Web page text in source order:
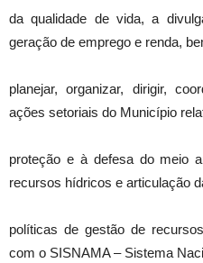
da qualidade de vida, a
geração de emprego e renda,
planejar, organizar, dirigir,
ações setoriais do Município
proteção e à defesa do meio
recursos hídricos e articulação
políticas de gestão de
com o SISNAMA – Sistema